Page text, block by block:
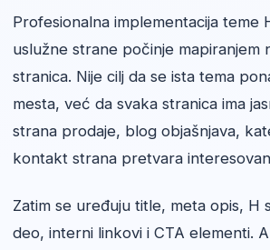
Profesionalna implementacija teme
uslužne strane počinje mapiranjem
stranica. Nije cilj da se ista tema
mesta, već da svaka stranica ima
strana prodaje, blog objašnjava,
kontakt strana pretvara
Zatim se uređuju title, meta opis, H
deo, interni linkovi i CTA elementi.